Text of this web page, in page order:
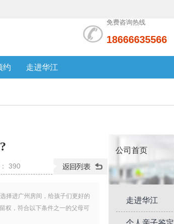
免费咨询热线
18666635566
约 走进华江
公司首页
走进华江
390
择进广州房间，给孩子们更好的
权，符合以下条件之一的父母可